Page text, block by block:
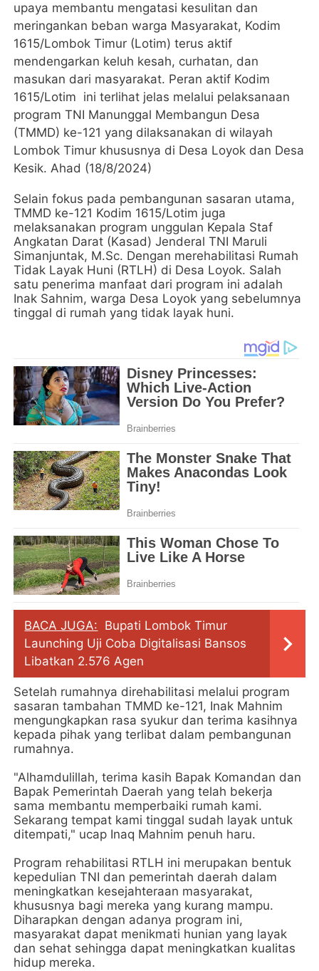
upaya membantu mengatasi kesulitan dan
meringankan beban warga Masyarakat, Kodim
1615/Lombok Timur (Lotim) terus aktif
mendengarkan keluh kesah, curhatan, dan
masukan dari masyarakat. Peran aktif Kodim
1615/Lotim ini terlihat jelas melalui pelaksanaan
program TNI Manunggal Membangun Desa
(TMMD) ke-121 yang dilaksanakan di wilayah
Lombok Timur khususnya di Desa Loyok dan Desa
Kesik. Ahad (18/8/2024)
Selain fokus pada pembangunan sasaran utama,
TMMD ke-121 Kodim 1615/Lotim juga
melaksanakan program unggulan Kepala Staf
Angkatan Darat (Kasad) Jenderal TNI Maruli
Simanjuntak, M.Sc. Dengan merehabilitasi Rumah
Tidak Layak Huni (RTLH) di Desa Loyok. Salah
satu penerima manfaat dari program ini adalah
Inak Sahnim, warga Desa Loyok yang sebelumnya
tinggal di rumah yang tidak layak huni.
BACA JUGA: Bupati Lombok Timur
Launching Uji Coba Digitalisasi Bansos
Libatkan 2.576 Agen
Setelah rumahnya direhabilitasi melalui program
sasaran tambahan TMMD ke-121, Inak Mahnim
mengungkapkan rasa syukur dan terima kasihnya
kepada pihak yang terlibat dalam pembangunan
rumahnya.
"Alhamdulillah, terima kasih Bapak Komandan dan
Bapak Pemerintah Daerah yang telah bekerja
sama membantu memperbaiki rumah kami.
Sekarang tempat kami tinggal sudah layak untuk
ditempati," ucap Inaq Mahnim penuh haru.
Program rehabilitasi RTLH ini merupakan bentuk
kepedulian TNI dan pemerintah daerah dalam
meningkatkan kesejahteraan masyarakat,
khususnya bagi mereka yang kurang mampu.
Diharapkan dengan adanya program ini,
masyarakat dapat menikmati hunian yang layak
dan sehat sehingga dapat meningkatkan kualitas
hidup mereka.